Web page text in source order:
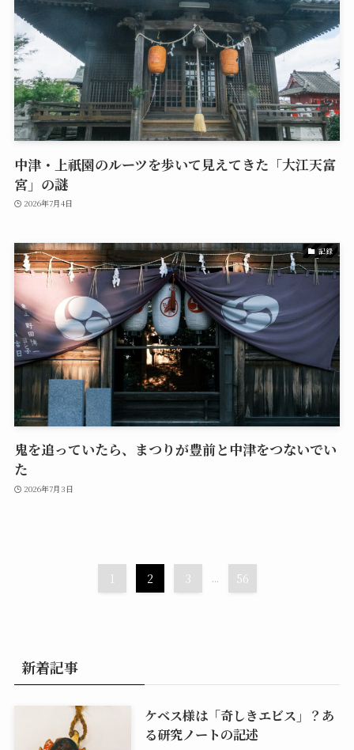
中津・上祇園のルーツを歩いて見えてきた「大江天富
宮」の謎
2026年7月4日
記録
鬼を追っていたら、まつりが豊前と中津をつないでい
た
2026年7月3日
1 2 3 ... 56
新着記事
ケベス様は「奇しきエビス」？あ
る研究ノートの記述